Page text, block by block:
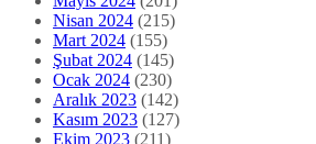
Nisan 2024 (215)
Mart 2024 (155)
Şubat 2024 (145)
Ocak 2024 (230)
Aralık 2023 (142)
Kasım 2023 (127)
Ekim 2023 (211)